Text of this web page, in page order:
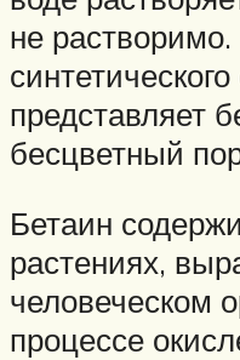
не
представляет
бесцветный
Бетаин
растениях,
человеческом
процессе